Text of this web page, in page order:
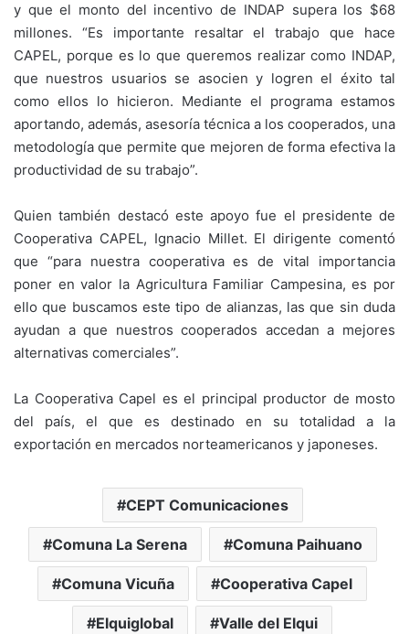
y que el monto del incentivo de INDAP supera los $68
millones. “Es importante resaltar el trabajo que hace
CAPEL, porque es lo que queremos realizar como INDAP,
que nuestros usuarios se asocien y logren el éxito tal
como ellos lo hicieron. Mediante el programa estamos
aportando, además, asesoría técnica a los cooperados, una
metodología que permite que mejoren de forma efectiva la
productividad de su trabajo”.
Quien también destacó este apoyo fue el presidente de
Cooperativa CAPEL, Ignacio Millet. El dirigente comentó
que “para nuestra cooperativa es de vital importancia
poner en valor la Agricultura Familiar Campesina, es por
ello que buscamos este tipo de alianzas, las que sin duda
ayudan a que nuestros cooperados accedan a mejores
alternativas comerciales”.
La Cooperativa Capel es el principal productor de mosto
del país, el que es destinado en su totalidad a la
exportación en mercados norteamericanos y japoneses.
CEPT Comunicaciones
Comuna La Serena Comuna Paihuano
Comuna Vicuña Cooperativa Capel
Elquiglobal Valle del Elqui